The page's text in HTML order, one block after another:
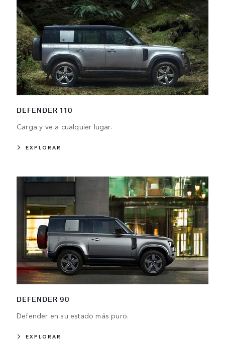
DEFENDER 110
Carga y ve a cualquier lugar.
EXPLORAR
DEFENDER 90
Defender en su estado más puro.
EXPLORAR